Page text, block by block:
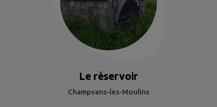
Le réservoir
Champvans-les-Moulins